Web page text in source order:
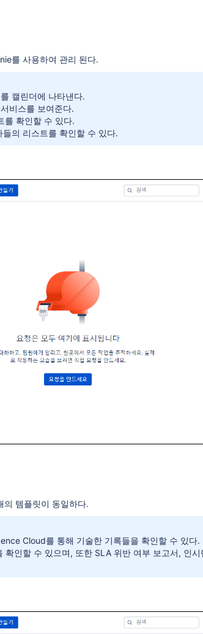
를 사용하여 관리 된다.
캘린더에 나타낸다.
비스를 보여준다.
를 확인할 수 있다.
의 리스트를 확인할 수 있다.
의 템플릿이 동일하다.
Cloud를 통해 기술한 기록들을 확인할 수 있다.
인할 수 있으며, 또한 SLA 위반 여부 보고서, 인